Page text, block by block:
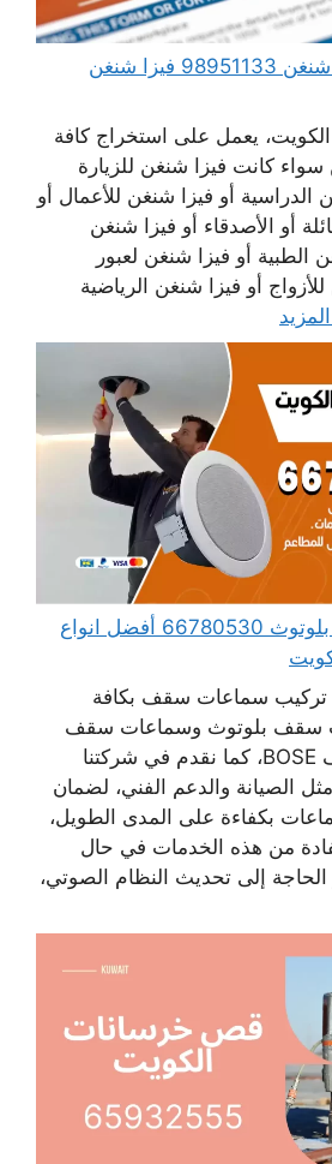
مكتب استخراج فيزا شنغن 98951133 فيزا شنغن
يعمل على استخراج كافة
سواء كانت فيزا شنغن للزيارة
الدراسية أو فيزا شنغن للأعمال أو
أو الأصدقاء أو فيزا شنغن
الطبية أو فيزا شنغن لعبور
أو فيزا شنغن الرياضية
المزيد
فني سماعات سقف بلوتوث 66780530 أفضل انواع
تركيب سماعات سقف بكافة
سقف بلوتوث وسماعات سقف
JPL وسماعات سقف BOSE، كما نقدم في شركتنا
الصيانة والدعم الفني، لضمان
بكفاءة على المدى الطويل،
من هذه الخدمات في حال
إلى تحديث النظام الصوتي،